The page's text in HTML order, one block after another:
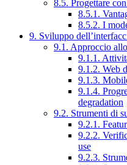
8.5. Progettare
8.5.1.
8.5.2. I
9. Sviluppo
9.1. Approccio
9.1.1.
9.1.2. Web
9.1.3.
9.1.4.
degradation
9.2. Strumenti di
9.2.1.
9.2.2.
use
9.2.3.